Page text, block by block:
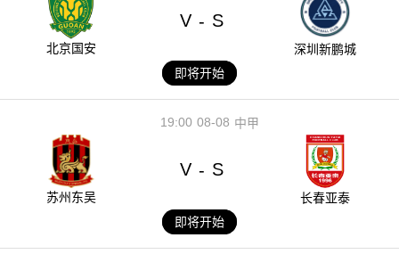
北京国安
V - S
深圳新鹏城
即将开始
08-08
19:00 中甲
苏州东吴
V - S
长春亚泰
即将开始